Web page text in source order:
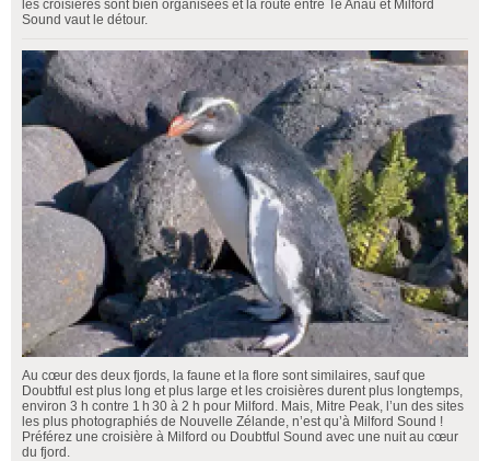
les croisières sont bien organisées et la route entre Te Anau et Milford
Sound vaut le détour.
Au cœur des deux fjords, la faune et la flore sont similaires, sauf que
Doubtful est plus long et plus large et les croisières durent plus longtemps,
environ 3 h contre 1 h 30 à 2 h pour Milford. Mais, Mitre Peak, l’un des sites
les plus photographiés de Nouvelle Zélande, n’est qu’à Milford Sound !
Préférez une croisière à Milford ou Doubtful Sound avec une nuit au cœur
du fjord.